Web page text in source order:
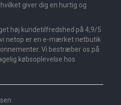
giver dig en hurtig og
høj kundetilfredshed på 4,9/5
netop er en e-mærket netbutik
Vi bestræber os på
købsoplevelse hos